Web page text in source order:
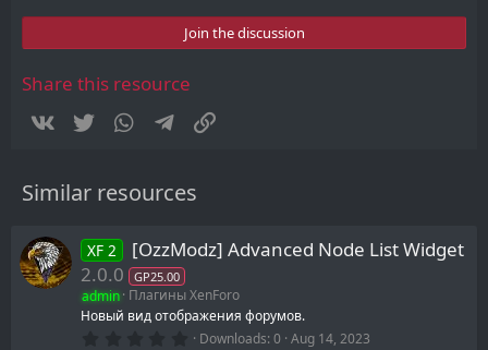
0
t
Join the discussion
Share this resource
Vkontakte
Twitter WhatsAppTelegram
Similar resources
XF 2
[OzzModz] Advanced Node List Widget
2.0.0
GP25.00
admin Плагины XenForo
Новый вид отображения форумов.
0 Downloads 0 Aug 14, 2023